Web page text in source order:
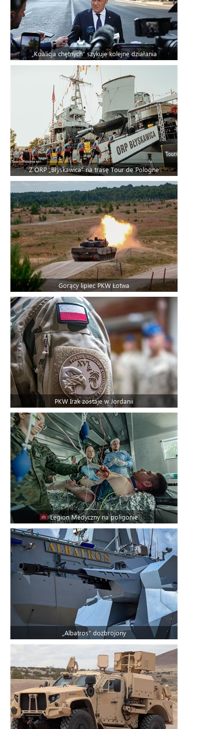
„Koalicja chętnych” szykuje kolejne działania
Z ORP „Błyskawica” na trasę Tour de Pologne
Gorący lipiec PKW Łotwa
PKW Irak zostaje w Jordanii
Legion Medyczny na poligonie
„Albatros” dozbrojony